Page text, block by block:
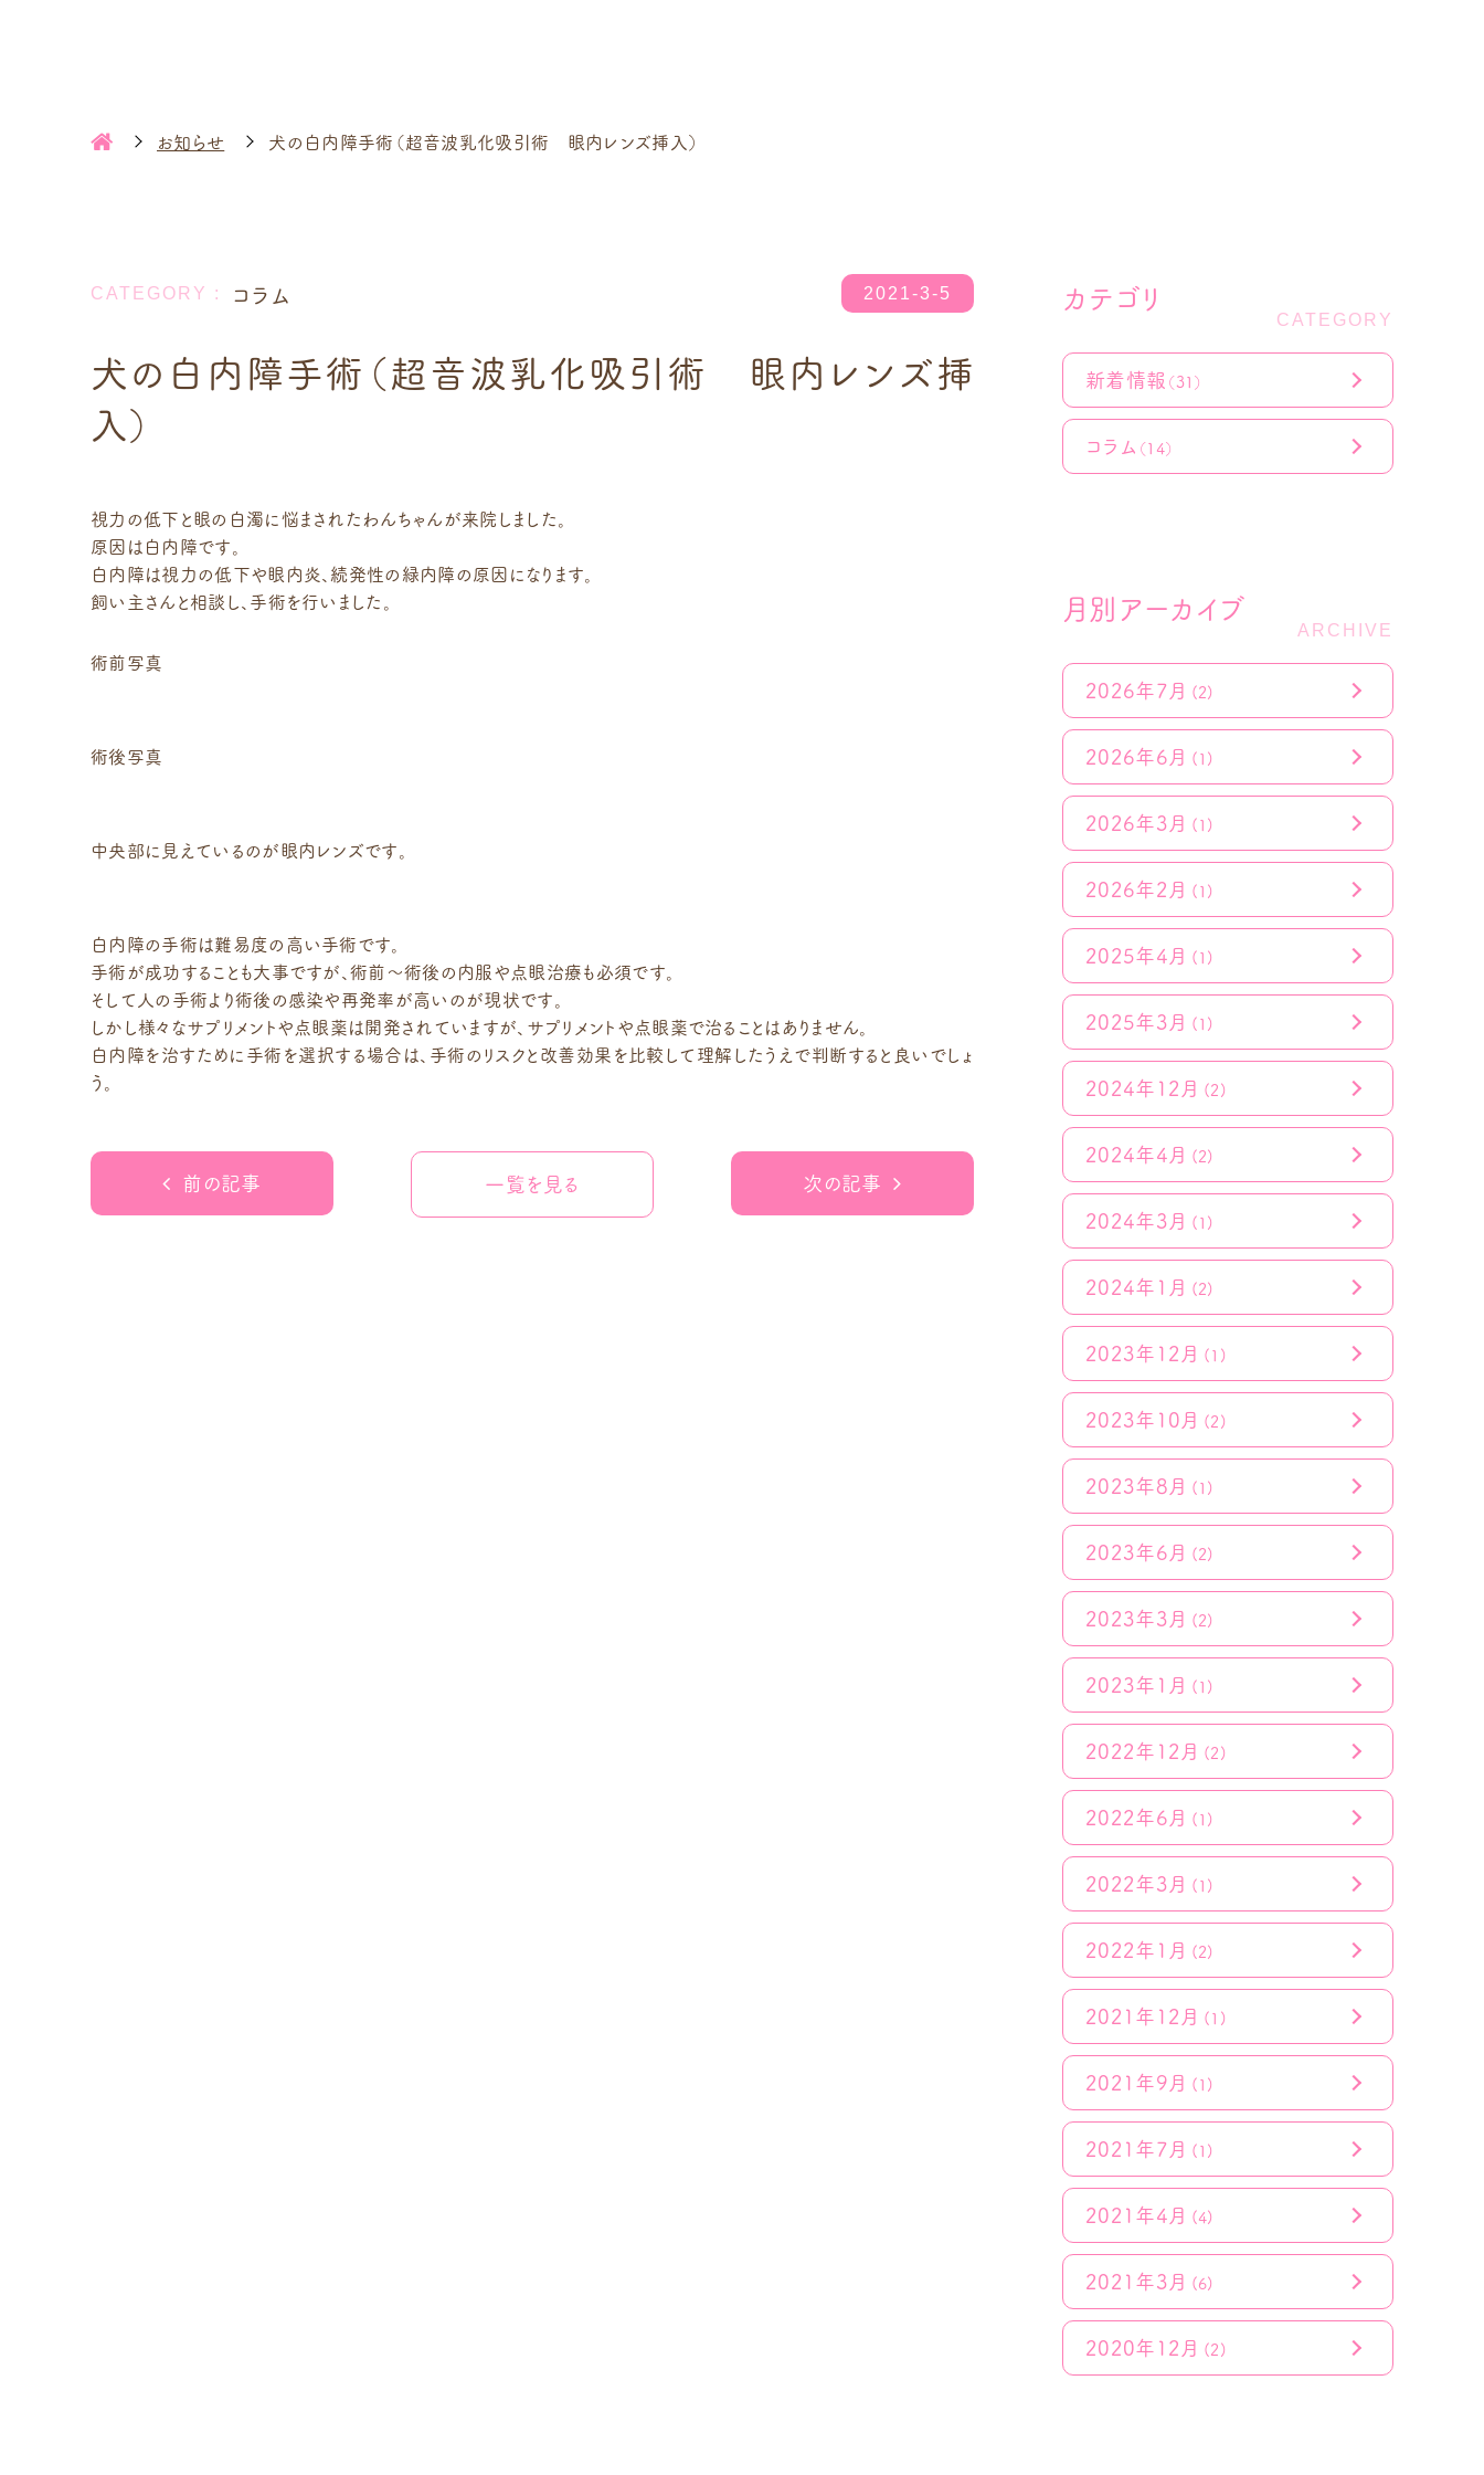
お知らせ 犬の白内障手術（超音波乳化吸引術 眼内レンズ挿入）
コラム 2021-3-5
犬の白内障手術（超音波乳化吸引術 眼内レンズ挿
入）
視力の低下と眼の白濁に悩まされたわんちゃんが来院しました。
原因は白内障です。
白内障は視力の低下や眼内炎、続発性の緑内障の原因になります。
飼い主さんと相談し、手術を行いました。
術前写真
術後写真
中央部に見えているのが眼内レンズです。
白内障の手術は難易度の高い手術です。
手術が成功することも大事ですが、術前～術後の内服や点眼治療も必須です。
そして人の手術より術後の感染や再発率が高いのが現状です。
しかし様々なサプリメントや点眼薬は開発されていますが、サプリメントや点眼薬で治ることはありません。
白内障を治すために手術を選択する場合は、手術のリスクと改善効果を比較して理解したうえで判断すると良いでしょ
う。
前の記事 一覧を見る 次の記事
カテゴリ
新着情報 （31）
コラム （14）
月別アーカイブ
2026年7月 (2)
2026年6月 (1)
2026年3月 (1)
2026年2月 (1)
2025年4月 (1)
2025年3月 (1)
2024年12月 (2)
2024年4月 (2)
2024年3月 (1)
2024年1月 (2)
2023年12月 (1)
2023年10月 (2)
2023年8月 (1)
2023年6月 (2)
2023年3月 (2)
2023年1月 (1)
2022年12月 (2)
2022年6月 (1)
2022年3月 (1)
2022年1月 (2)
2021年12月 (1)
2021年9月 (1)
2021年7月 (1)
2021年4月 (4)
2021年3月 (6)
2020年12月 (2)